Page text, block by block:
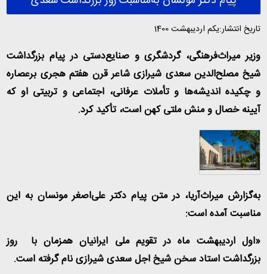
تاریخ انتشار:یکم اردیبهشت 1400
وزیر میراث‌فرهنگی، گردشگری و صنایع‌دستی در پیام بزرگداشت
شیخ مصلح‌الدین سعدی شیرازی شاعر قرن هفتم هجری برعصاره
و چکیده اندیشه‌ها و تأملات عرفانی، اجتماعی و تربیتی او که
آیینه خصال و منش ملتی کهن است، تأکید کرد.
به‌گزارش میراث‌آریا، در متن پیام دکتر علی‌اصغر مونسان به این
مناسبت آمده است:
«اول اردیبهشت ماه در تقویم ملی ایرانیان همزمان با روز
بزرگداشت استاد سخن شیخ اجل سعدی شیرازی نام گرفته است.